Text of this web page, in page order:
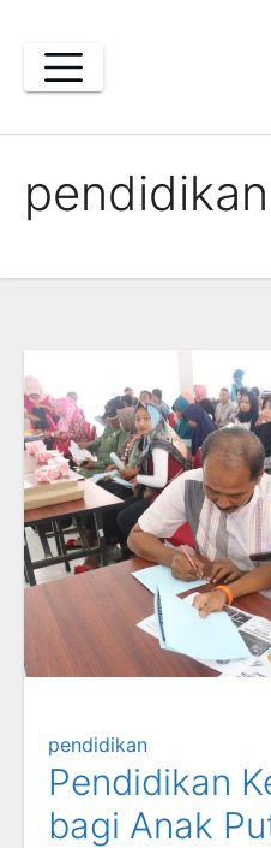
content
pendidikan
Pendidikan
bagi Anak